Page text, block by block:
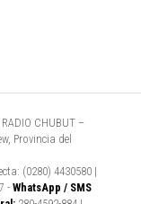
CHUBUT –
Provincia del
(0280) 4430580 |
- WhatsApp / SMS